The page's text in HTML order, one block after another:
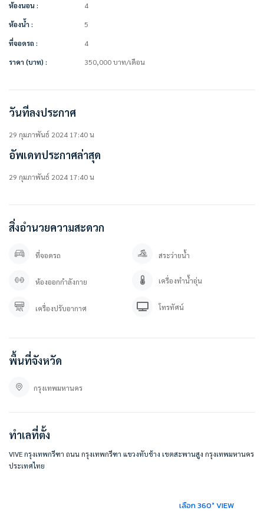
• เครื่องใช้ไฟฟ้า
• ติดตั้งเครื่องปรับอากาศ
สิ่งอำนวยความสะดวกในโครงการ
• สระว่ายน้ำระบบเกลือยาว 25 เมตร พร้อมสระเด็ก
• Pool Terrace
• ห้องฟิตเนสพร้อมอุปกรณ์ครบครัน
• สวนบริเวณด้านหน้าโครงการและบริเวณอาคารสโมสร
• ระบบ CCTV รอบโครงการ
• เจ้าหน้าที่รักษาความปลอดภัยตลอด 24 ชม.
• Market Place กรุงเทพกรีฑา
• รพ.รามคำแหง
คุณปลา 0 8 0 – 9 8 9 9 5 9 5
Line OA. : @besthome (ใส่ @ ข้างหน้าด้วยนะคะ)
บริษัท เบสท์โฮมคอนโด จำกัด
บริการรับฝากขาย/เช่า บ้าน คอนโด
ที่ตั้ง :
เลขที่ 48 ถ. กรุงเทพกรีฑา แขวงทับช้าง เขตสะพานสูง กรุงเทพมหานคร 10250
https://maps.app.goo.gl/LHU24ZVTVAip91RJ6
ห้องนอน :
4
ห้องน้ำ :
5
ที่จอดรถ :
4
ราคา (บาท) :
350,000บาท/เดือน
วันที่ลงประกาศ
29 กุมภาพันธ์ 2024 17:40 น
อัพเดทประกาศล่าสุด
29 กุมภาพันธ์ 2024 17:40 น
สิ่งอำนวยความสะดวก
ที่จอดรถ สระว่ายน้ำ
ห้องออกกำลังกาย เครื่องทำน้ำอุ่น
เครื่องปรับอากาศ โทรทัศน์
พื้นที่จังหวัด
กรุงเทพมหานคร
ทำเลที่ตั้ง
VIVE กรุงเทพกรีฑา ถนน กรุงเทพกรีฑา แขวงทับช้าง เขตสะพานสูง กรุงเทพมหานคร
ประเทศไทย
เลือก 360° VIEW